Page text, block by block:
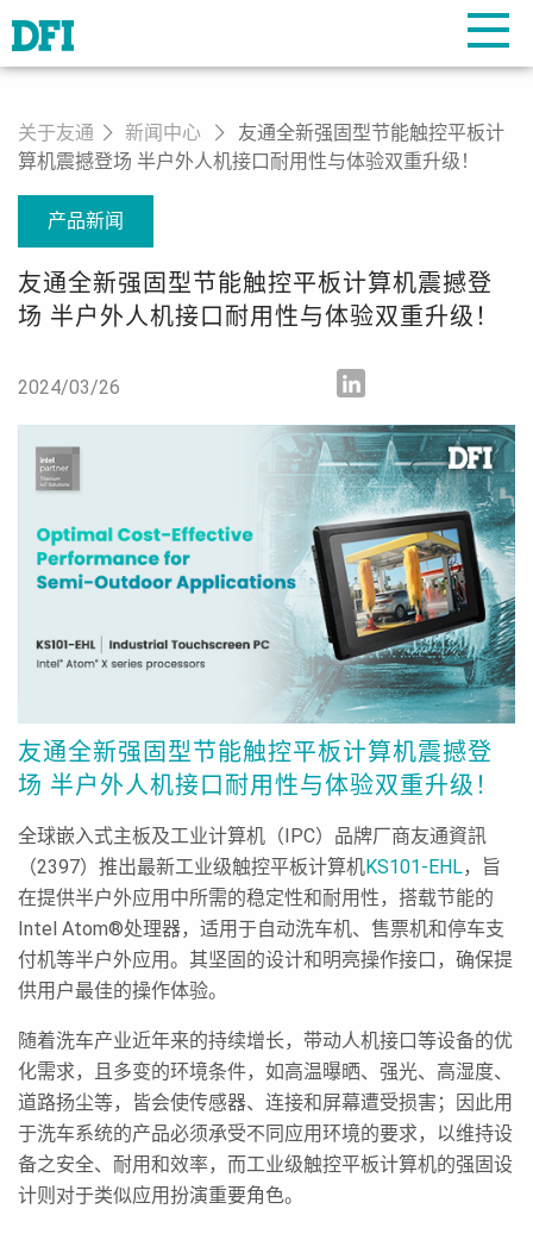
关于友通 新闻中心
友通全新强固型节能触控平板计
算机震撼登场 半户外人机接口耐用性与体验双重升级！
产品新闻
友通全新强固型节能触控平板计算机震撼登
场 半户外人机接口耐用性与体验双重升级！
2024/03/26
友通全新强固型节能触控平板计算机震撼登
场 半户外人机接口耐用性与体验双重升级！
全球嵌入式主板及工业计算机（IPC）品牌厂商友通資訊
（2397）推出最新工业级触控平板计算机KS101-EHL，旨
在提供半户外应用中所需的稳定性和耐用性，搭载节能的
Intel Atom®处理器，适用于自动洗车机、售票机和停车支
付机等半户外应用。其坚固的设计和明亮操作接口，确保提
供用户最佳的操作体验。
随着洗车产业近年来的持续增长，带动人机接口等设备的优
化需求，且多变的环境条件，如高温曝晒、强光、高湿度、
道路扬尘等，皆会使传感器、连接和屏幕遭受损害；因此用
于洗车系统的产品必须承受不同应用环境的要求，以维持设
备之安全、耐用和效率，而工业级触控平板计算机的强固设
计则对于类似应用扮演重要角色。